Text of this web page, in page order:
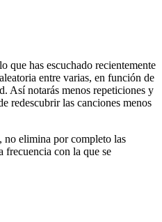
que has escuchado recientemente
entre varias, en función de
Así notarás menos repeticiones y
redescubrir las canciones menos
no elimina por completo las
frecuencia con la que se